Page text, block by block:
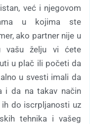
već i njegovom
u kojima ste
ako partner nije u
vašu želju vi ćete
u plač ili početi da
u svesti imali da
i da na takav način
do iscrpljanosti uz
tehnika i vašeg